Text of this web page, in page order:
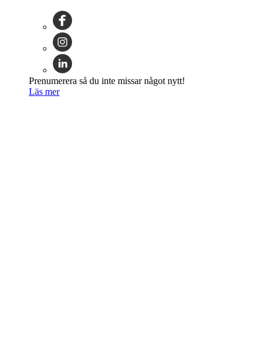
Prenumerera så du inte missar något nytt!
Läs mer